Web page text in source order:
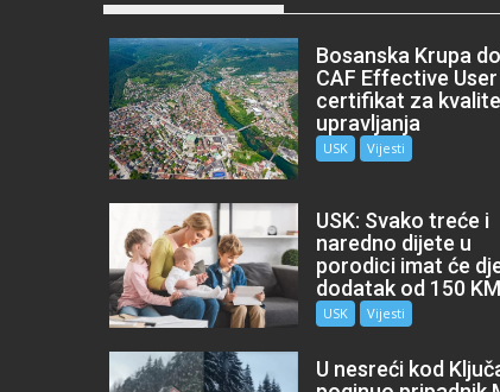
Bosanska Krupa
CAF Effective User
certifikat za
upravljanja
USK Vijesti
USK: Svako treće i
naredno dijete u
porodici imat će
dodatak od 150 KM
USK Vijesti
U nesreći kod